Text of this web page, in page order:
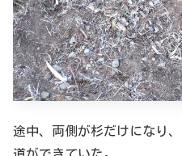
途中、両側が杉だけになり
道ができていた。